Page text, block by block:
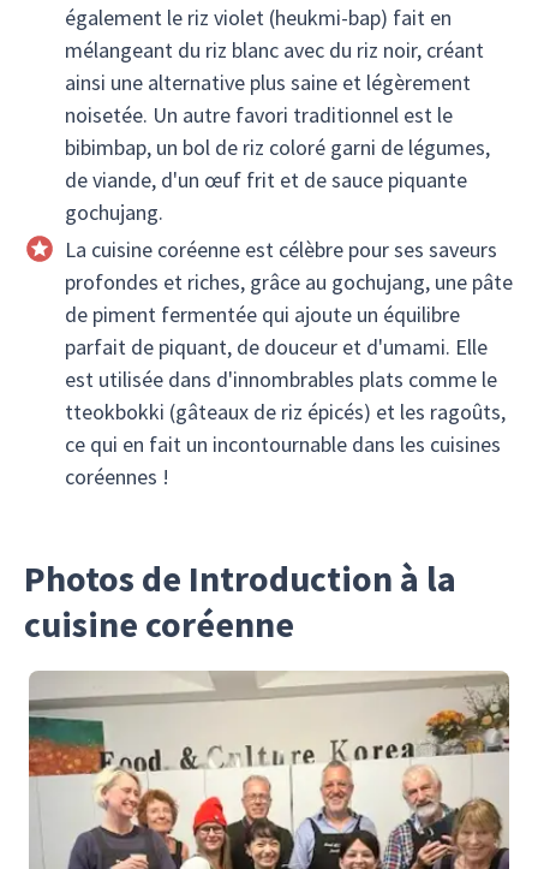
également le riz violet (heukmi-bap) fait en
mélangeant du riz blanc avec du riz noir, créant
ainsi une alternative plus saine et légèrement
noisetée. Un autre favori traditionnel est le
bibimbap, un bol de riz coloré garni de légumes,
de viande, d'un œuf frit et de sauce piquante
gochujang.
La cuisine coréenne est célèbre pour ses saveurs
profondes et riches, grâce au gochujang, une pâte
de piment fermentée qui ajoute un équilibre
parfait de piquant, de douceur et d'umami. Elle
est utilisée dans d'innombrables plats comme le
tteokbokki (gâteaux de riz épicés) et les ragoûts,
ce qui en fait un incontournable dans les cuisines
coréennes !
Photos de Introduction à la
cuisine coréenne